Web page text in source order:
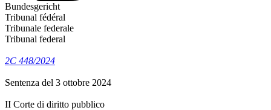
Bundesgericht
Tribunal fédéral
Tribunale federale
Tribunal federal
2C 448/2024
Sentenza del 3 ottobre 2024
II Corte di diritto pubblico